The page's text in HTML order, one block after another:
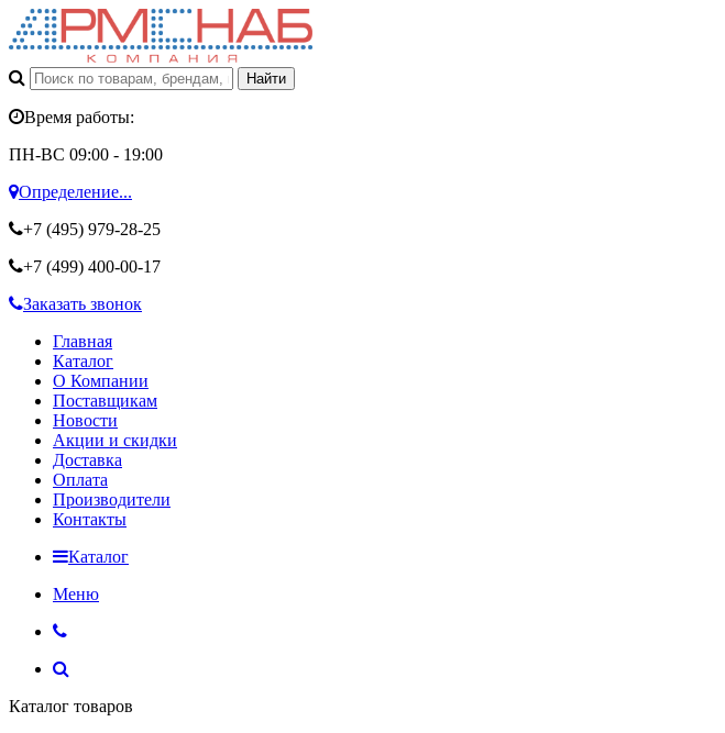
Время работы:
ПН-ВС 09:00 - 19:00
Определение...
+7 (495) 979-28-25
+7 (499) 400-00-17
Заказать звонок
Главная
Каталог
О Компании
Поставщикам
Новости
Акции и скидки
Доставка
Оплата
Производители
Контакты
Каталог
Меню
Каталог товаров